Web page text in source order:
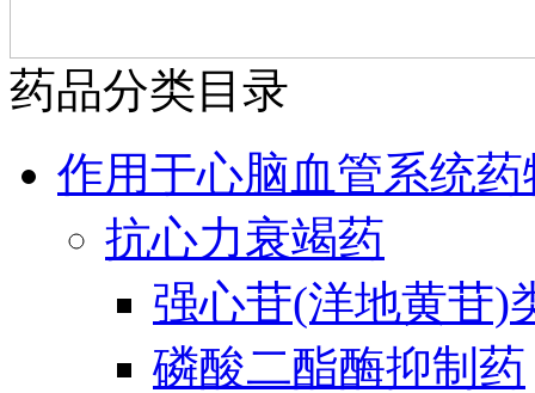
药品分类目录
作用于心脑血管系统药
抗心力衰竭药
强心苷(洋地黄苷)
磷酸二酯酶抑制药